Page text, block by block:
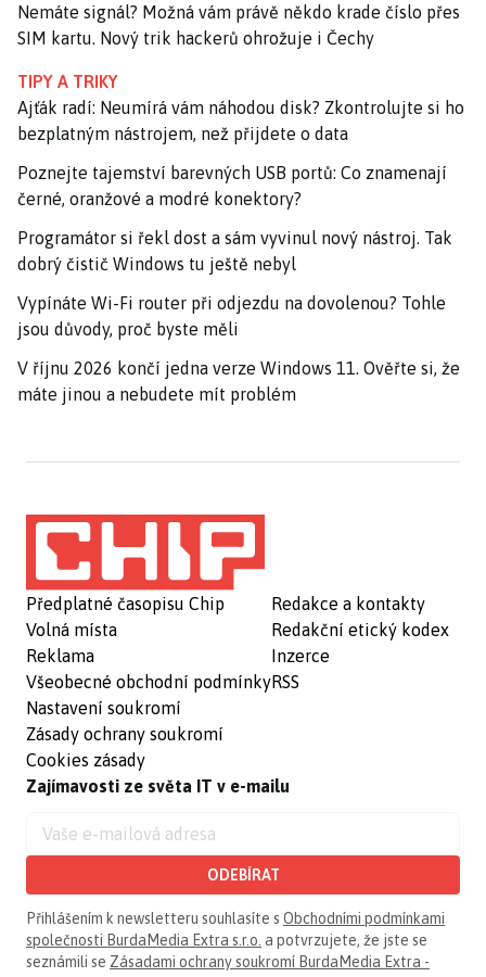
Nemáte signál? Možná vám právě někdo krade číslo přes
SIM kartu. Nový trik hackerů ohrožuje i Čechy
TIPY A TRIKY
Ajťák radí: Neumírá vám náhodou disk? Zkontrolujte si ho
bezplatným nástrojem, než přijdete o data
Poznejte tajemství barevných USB portů: Co znamenají
černé, oranžové a modré konektory?
Programátor si řekl dost a sám vyvinul nový nástroj. Tak
dobrý čistič Windows tu ještě nebyl
Vypínáte Wi-Fi router při odjezdu na dovolenou? Tohle
jsou důvody, proč byste měli
V říjnu 2026 končí jedna verze Windows 11. Ověřte si, že
máte jinou a nebudete mít problém
Předplatné časopisu Chip
Volná místa
Reklama
Všeobecné obchodní podmínky
Nastavení soukromí
Zásady ochrany soukromí
Cookies zásady
Redakce a kontakty
Redakční etický kodex
Inzerce
RSS
Zajímavosti ze světa IT v e-mailu
ODEBÍRAT
Přihlášením k newsletteru souhlasíte s Obchodními podmínkami
společnosti BurdaMedia Extra s.r.o. a potvrzujete, že jste se
seznámili se Zásadami ochrany soukromí BurdaMedia Extra -